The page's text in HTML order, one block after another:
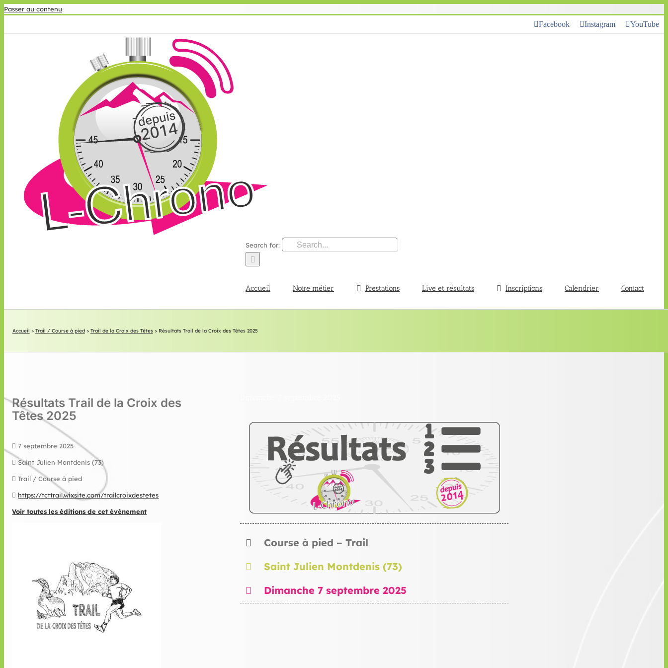
Passer au contenu
Facebook Instagram YouTube
Search for:
Accueil Notre métier Prestations Live et résultats Inscriptions Calendrier Contact
Accueil > Trail / Course à pied> Trail de la Croix des Têtes> Résultats Trail de la Croix des Têtes 2025
Résultats Trail de la Croix des
Têtes 2025
7 septembre 2025
Saint Julien Montdenis (73)
Trail / Course à pied
https://tcttrail.wixsite.com/trailcroixdestetes
Voir toutes les éditions de cet événement
Course à pied – Trail
Saint Julien Montdenis (73)
Dimanche 7 septembre 2025